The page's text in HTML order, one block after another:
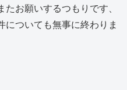
お願いするつもりです、
ついても無事に終わりま